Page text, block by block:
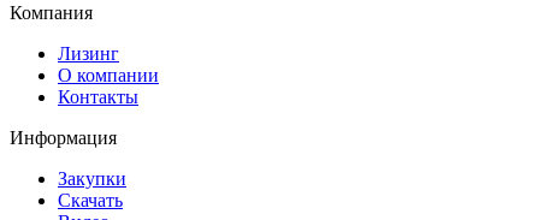
Компания
Лизинг
О компании
Контакты
Информация
Закупки
Скачать